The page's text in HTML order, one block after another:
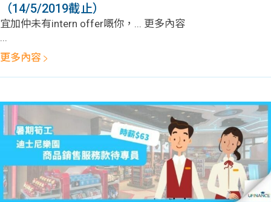
（14/5/2019截止）
宜加仲未有intern offer嘅你，... 更多內容
...
更多內容